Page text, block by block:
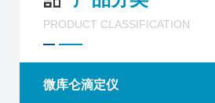
PRODUCT CLASSIFICATION
微库仑滴定仪